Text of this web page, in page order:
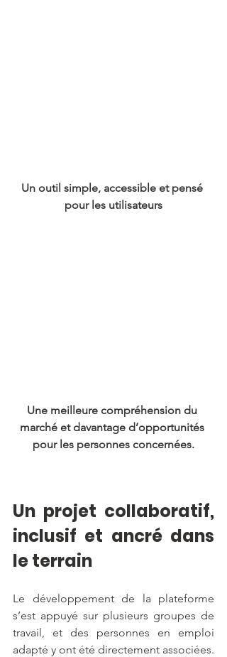
Un outil simple, accessible et pensé
pour les utilisateurs
Une meilleure compréhension du
marché et davantage d’opportunités
pour les personnes concernées.
Un projet collaboratif,
inclusif et ancré dans
le terrain
Le développement de la plateforme
s’est appuyé sur plusieurs groupes de
travail, et des personnes en emploi
adapté y ont été directement associées.